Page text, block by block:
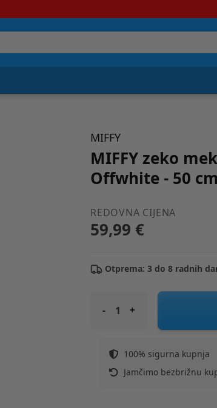
MIFFY
MIFFY zeko
Offwhite - 50
REDOVNA CIJENA
59,99 €
Otprema: 3 do 8 radnih
MIFFY zeko mekana igračka
100% sigurna kupnja
Jamčimo bezbrižnu